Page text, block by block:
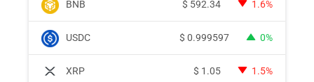
BNB $ 592.34 1.6%
USDC $ 0.999597 0%
XRP $ 1.05 1.5%